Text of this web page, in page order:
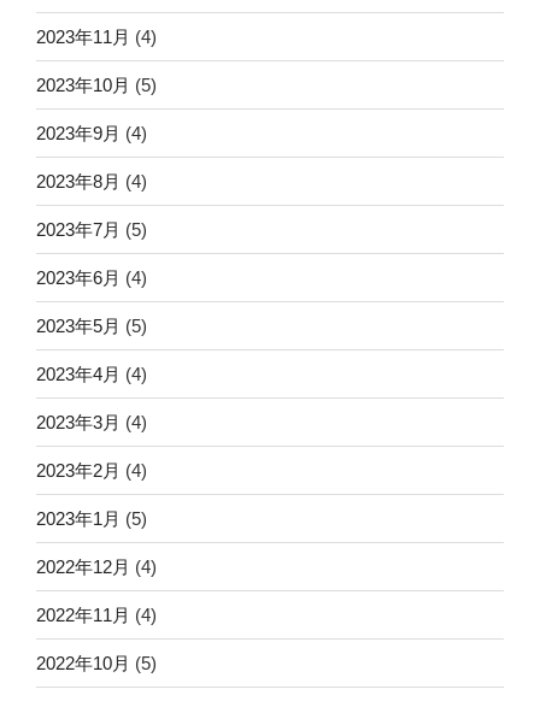
2023年11月 (4)
2023年10月 (5)
2023年9月 (4)
2023年8月 (4)
2023年7月 (5)
2023年6月 (4)
2023年5月 (5)
2023年4月 (4)
2023年3月 (4)
2023年2月 (4)
2023年1月 (5)
2022年12月 (4)
2022年11月 (4)
2022年10月 (5)